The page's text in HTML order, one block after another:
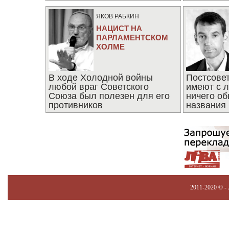
ЯКОВ РАБКИН
НАЦИСТ НА
ПАРЛАМЕНТСКОМ
ХОЛМЕ
В ходе Холодной войны
любой враг Советского
Союза был полезен для его
противников
имеют с
ничего
названия
2011-2020 © -